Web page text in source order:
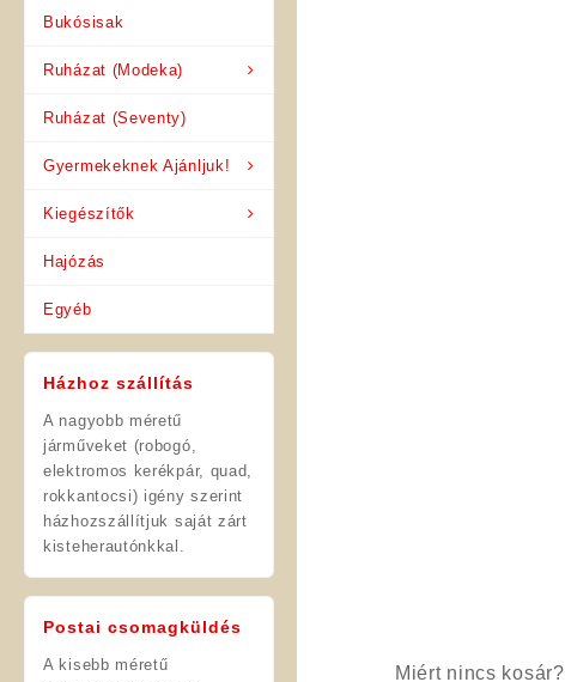
Bukósisak
Ruházat (Modeka)
Ruházat (Seventy)
Gyermekeknek Ajánljuk!
Kiegészítők
Hajózás
Egyéb
Házhoz szállítás
A nagyobb méretű
járműveket (robogó,
elektromos kerékpár, quad,
rokkantocsi) igény szerint
házhozszállítjuk saját zárt
kisteherautónkkal.
Postai csomagküldés
A kisebb méretű
Miért nincs kosár?